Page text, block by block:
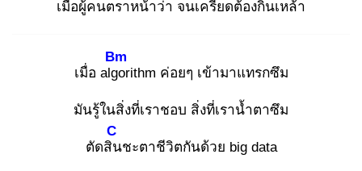
เมื่อผู้คนตราหน้าว่า จนเครียดต้องกินเหล้า
เมื่อ algo
Bm
rithm ค่อยๆ เข้ามาแทรกซึม
มันรู้ในสิ่งที่เราชอบ สิ่งที่เราน้ำตาซึม
ตัดสิน
C
ชะตาชีวิตกันด้วย big data